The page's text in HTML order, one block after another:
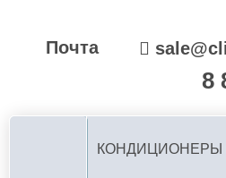
Почта
8
КОНДИЦИОНЕРЫ